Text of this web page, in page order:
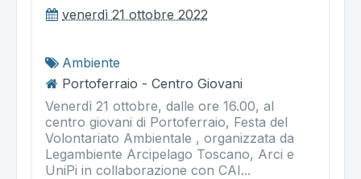
venerdì 21 ottobre 2022
Ambiente
Portoferraio - Centro Giovani
Venerdì 21 ottobre, dalle ore 16.00, al
centro giovani di Portoferraio, Festa del
Volontariato Ambientale , organizzata da
Legambiente Arcipelago Toscano, Arci e
UniPi in collaborazione con CAI...